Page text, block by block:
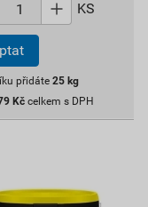
KS
přidáte 25 kg
Kč celkem s DPH